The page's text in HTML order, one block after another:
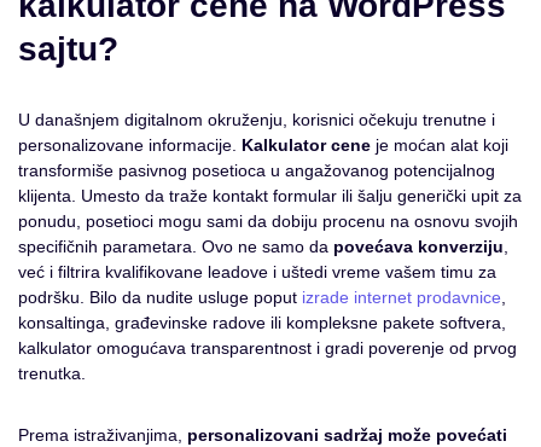
sajtu?
U današnjem digitalnom okruženju, korisnici očekuju trenutne i
personalizovane informacije. Kalkulator cene je moćan alat koji
transformiše pasivnog posetioca u angažovanog potencijalnog
klijenta. Umesto da traže kontakt formular ili šalju generički upit za
ponudu, posetioci mogu sami da dobiju procenu na osnovu svojih
specifičnih parametara. Ovo ne samo da povećava konverziju
već i filtrira kvalifikovane leadove i uštedi vreme vašem timu za
podršku. Bilo da nudite usluge poput izrade internet prodavnice
konsaltinga, građevinske radove ili kompleksne pakete softvera,
kalkulator omogućava transparentnost i gradi poverenje od prvog
trenutka.
Prema istraživanjima, personalizovani sadržaj može povećati